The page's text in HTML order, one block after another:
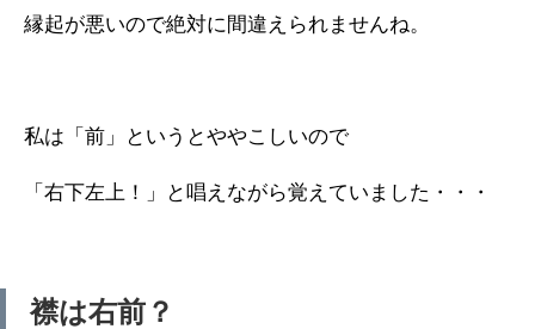
縁起が悪いので絶対に間違えられませんね。
私は「前」というとややこしいので
「右下左上！」と唱えながら覚えていました・・・
襟は右前？